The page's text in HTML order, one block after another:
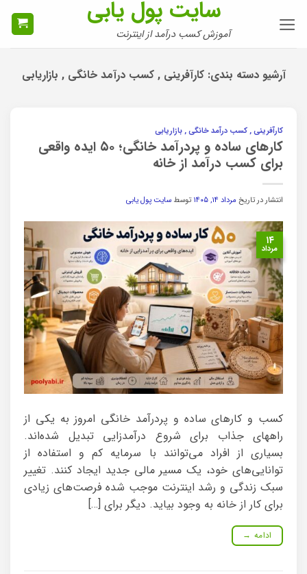
سایت پول یابی
آموزش کسب درآمد از اینترنت
آرشیو دسته بندی:کارآفرینی , کسب درآمد خانگی , بازاریابی
کارآفرینی , کسب درآمد خانگی , بازاریابی
کارهای ساده و پردرآمد خانگی؛ ۵۰ ایده واقعی
برای کسب درآمد از خانه
انتشار در تاریخ مرداد ۱۴, ۱۴۰۵ توسط سایت پول یابی
۱۴
مرداد
کسب و کارهای ساده و پردرآمد خانگی امروز به یکی از
راههای جذاب برای شروع درآمدزایی تبدیل شده‌اند.
بسیاری از افراد می‌توانند با سرمایه کم و استفاده از
توانایی‌های خود، یک مسیر مالی جدید ایجاد کنند. تغییر
سبک زندگی و رشد اینترنت موجب شده فرصت‌های زیادی
برای کار از خانه به وجود بیاید. دیگر برای […]
ادامه →